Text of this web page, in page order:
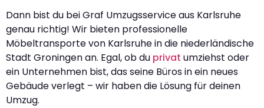
Dann bist du bei Graf Umzugsservice aus Karlsruhe
genau richtig! Wir bieten professionelle
Möbeltransporte von Karlsruhe in die niederländische
Stadt Groningen an. Egal, ob du privat umziehst oder
ein Unternehmen bist, das seine Büros in ein neues
Gebäude verlegt – wir haben die Lösung für deinen
Umzug.